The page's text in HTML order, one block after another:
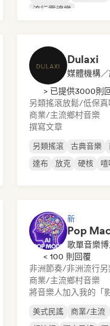
流行靈魂樂
Dulaxi
媒體機構
> 已提供3000則
另類搖滾放鬆/低保真
商業/主流鄉村音樂
撰寫文章
另類搖滾 古典音樂
達布
放克 硬核 嘻
新
歌單音樂博
< 100 則回覆
非洲節奏/非洲流行另
商業/主流鄉村音樂
將音樂人加入我的「
美式民謠 商業/主流